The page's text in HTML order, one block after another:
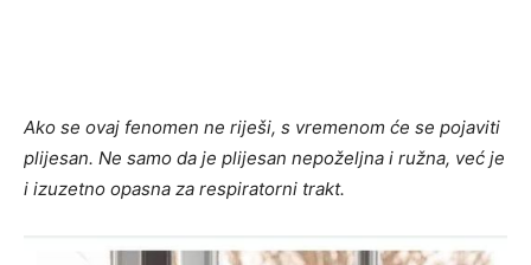
Ako se ovaj fenomen ne riješi, s vremenom će se pojaviti
plijesan. Ne samo da je plijesan nepoželjna i ružna, već je
i izuzetno opasna za respiratorni trakt.